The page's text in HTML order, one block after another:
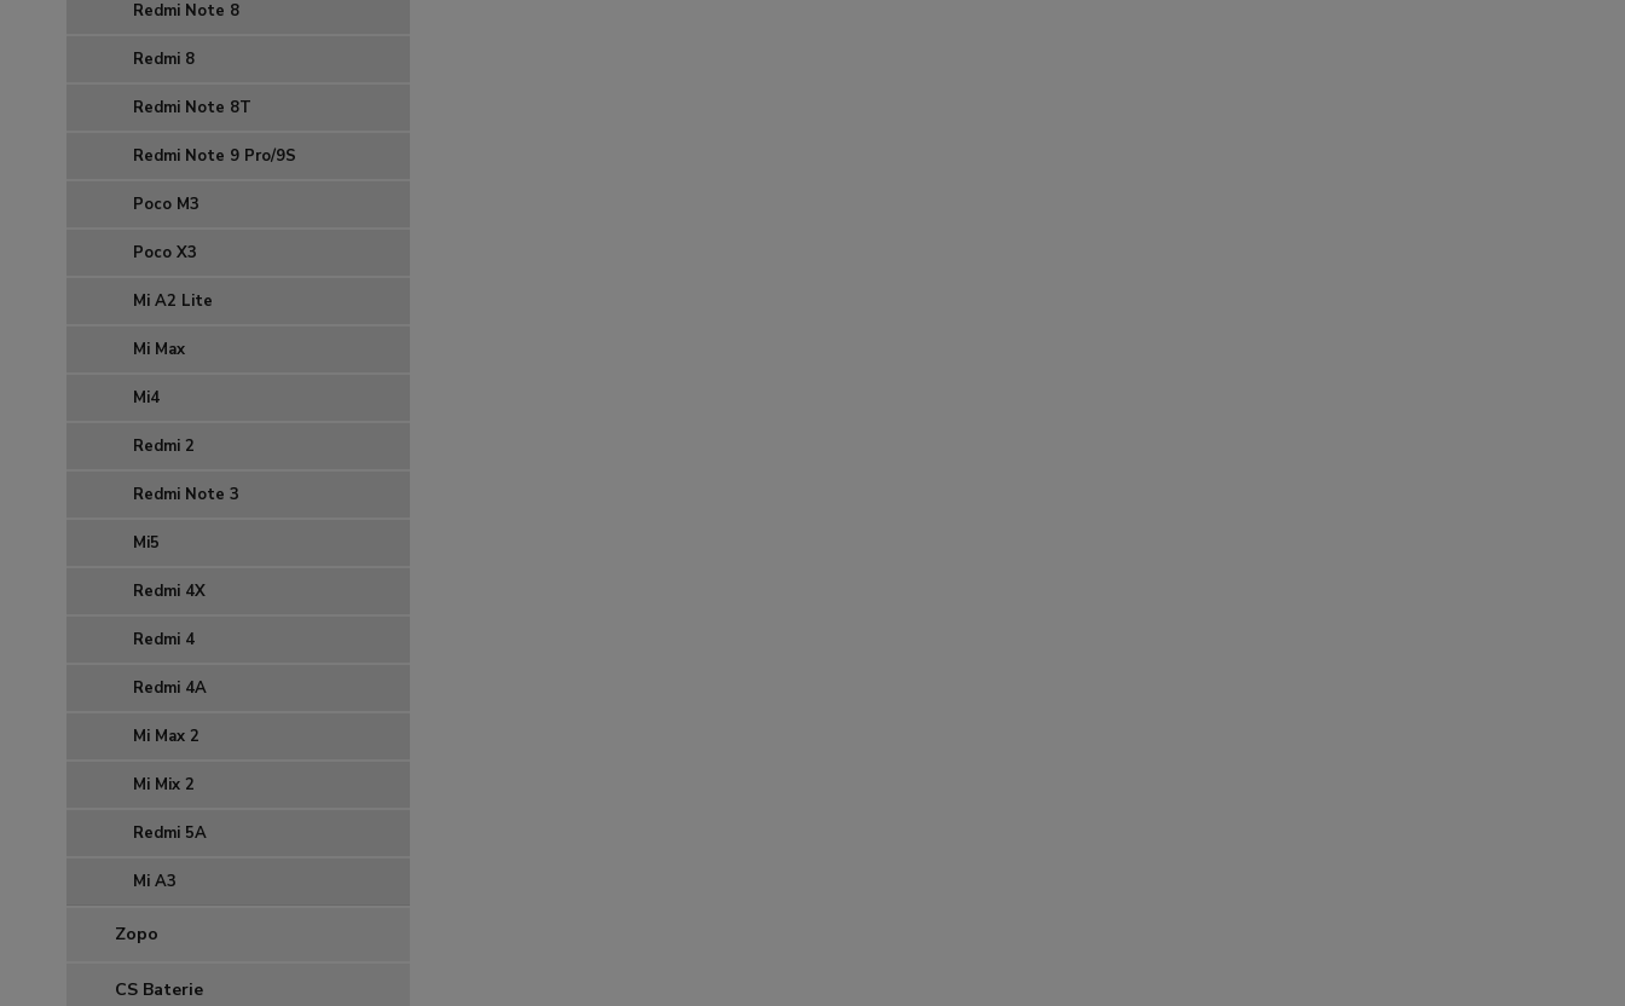
Redmi Note 8
Redmi 8
Redmi Note 8T
Redmi Note 9 Pro/9S
Poco M3
Poco X3
Mi A2 Lite
Mi Max
Mi4
Redmi 2
Redmi Note 3
Mi5
Redmi 4X
Redmi 4
Redmi 4A
Mi Max 2
Mi Mix 2
Redmi 5A
Mi A3
Zopo
CS Baterie